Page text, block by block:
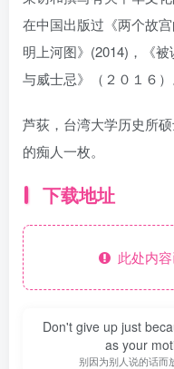
在中国出版过《两个故
明上河图》(2014)，《
与威士忌》（２０１６）
芦荻，台湾大学历史所
的痴人一枚。
下载地址
此处内容
Don't give up just
as your
别因为别人说的话而